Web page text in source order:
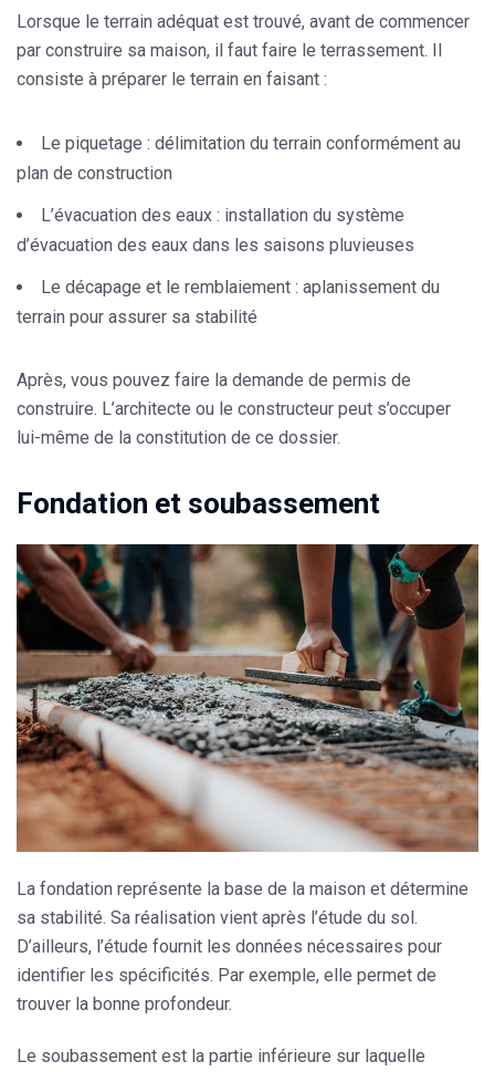
Lorsque le terrain adéquat est trouvé, avant de commencer
par construire sa maison, il faut faire le terrassement. Il
consiste à préparer le terrain en faisant :
Le piquetage : délimitation du terrain conformément au
plan de construction
L’évacuation des eaux : installation du système
d’évacuation des eaux dans les saisons pluvieuses
Le décapage et le remblaiement : aplanissement du
terrain pour assurer sa stabilité
Après, vous pouvez faire la demande de permis de
construire. L’architecte ou le constructeur peut s’occuper
lui-même de la constitution de ce dossier.
Fondation et soubassement
La fondation représente la base de la maison et détermine
sa stabilité. Sa réalisation vient après l’étude du sol.
D’ailleurs, l’étude fournit les données nécessaires pour
identifier les spécificités. Par exemple, elle permet de
trouver la bonne profondeur.
Le soubassement est la partie inférieure sur laquelle